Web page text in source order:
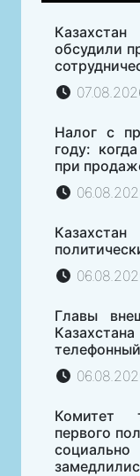
обсудили
Налог с
году:
при
Главы
Комитет
первого